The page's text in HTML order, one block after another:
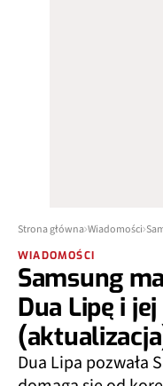
Strona główna Wiadomości
WIADOMOŚCI
Samsung
Dua Lipę i
Dua Lipa pozwała